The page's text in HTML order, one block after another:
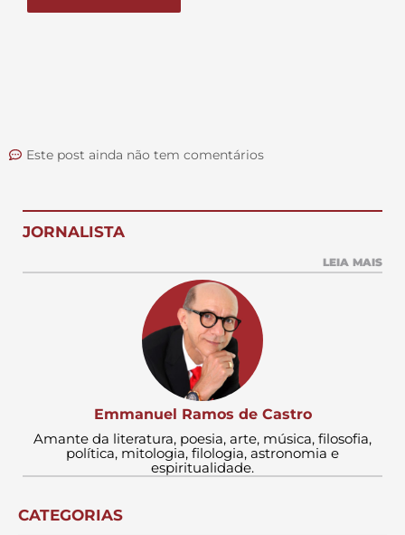
Este post ainda não tem comentários
JORNALISTA
LEIA MAIS
Emmanuel Ramos de Castro
Amante da literatura, poesia, arte, música, filosofia,
política, mitologia, filologia, astronomia e
espiritualidade.
CATEGORIAS